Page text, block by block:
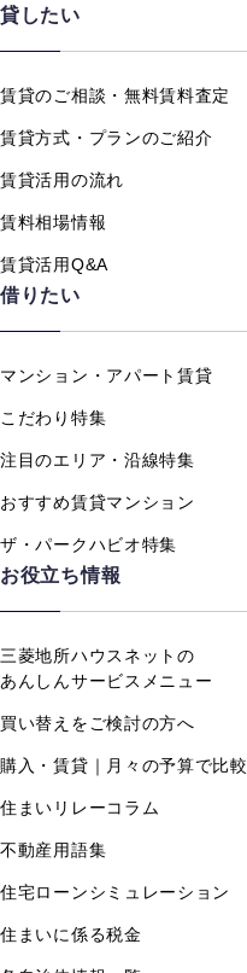
貸したい
賃貸のご相談・無料賃料査定
賃貸方式・プランのご紹介
賃貸活用の流れ
賃料相場情報
賃貸活用Q&A
借りたい
マンション・アパート賃貸
こだわり特集
注目のエリア・沿線特集
おすすめ賃貸マンション
ザ・パークハビオ特集
お役立ち情報
三菱地所ハウスネットの
あんしんサービスメニュー
買い替えをご検討の方へ
購入・賃貸｜月々の予算で比較
住まいリレーコラム
不動産用語集
住宅ローンシミュレーション
住まいに係る税金